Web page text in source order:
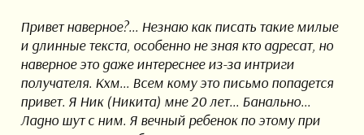
Привет наверное?... Незнаю как писать такие милые
и длинные текста, особенно не зная кто адресат, но
наверное это даже интереснее из-за интриги
получателя. Кхм... Всем кому это письмо попадется
привет. Я Ник (Никита) мне 20 лет... Банально...
Ладно шут с ним. Я вечный ребенок по этому при